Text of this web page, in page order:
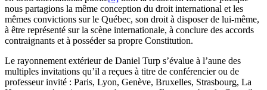
nous partagions la même conception du droit international et les
mêmes convictions sur le Québec, son droit à disposer de lui-même,
à être représenté sur la scène internationale, à conclure des accords
contraignants et à posséder sa propre Constitution.
Le rayonnement extérieur de Daniel Turp s’évalue à l’aune des
multiples invitations qu’il a reçues à titre de conférencier ou de
professeur invité : Paris, Lyon, Genève, Bruxelles, Strasbourg, La